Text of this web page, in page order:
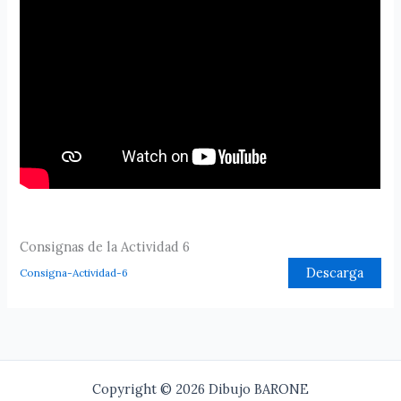
Consignas de la Actividad 6
Consigna-Actividad-6 Descarga
Copyright © 2026 Dibujo BARONE